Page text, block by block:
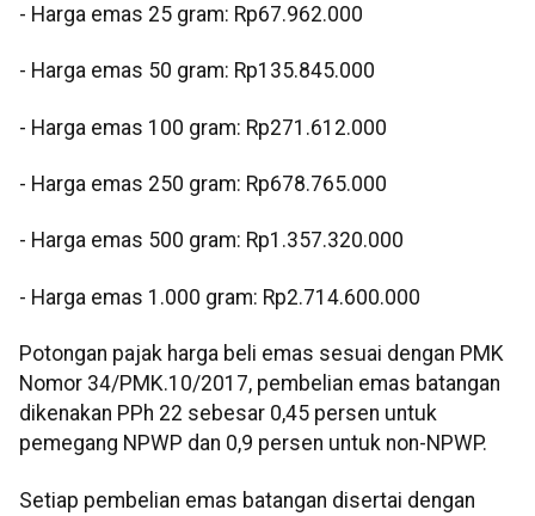
‎- Harga emas 25 gram: Rp67.962.000
‎- Harga emas 50 gram: Rp135.845.000
‎- Harga emas 100 gram: Rp271.612.000
‎- Harga emas 250 gram: Rp678.765.000
‎- Harga emas 500 gram: Rp1.357.320.000
‎- Harga emas 1.000 gram: Rp2.714.600.000
‎‎Potongan pajak harga beli emas sesuai dengan PMK
Nomor 34/PMK.10/2017, pembelian emas batangan
dikenakan PPh 22 sebesar 0,45 persen untuk
pemegang NPWP dan 0,9 persen untuk non-NPWP.
Setiap pembelian emas batangan disertai dengan